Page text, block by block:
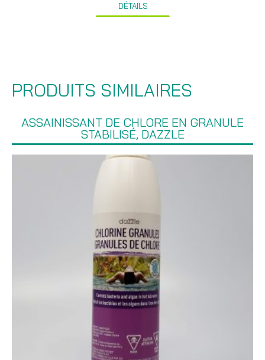
DÉTAILS
PRODUITS SIMILAIRES
ASSAINISSANT DE CHLORE EN GRANULE
STABILISÉ, DAZZLE